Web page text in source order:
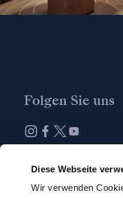
Diese Webseite
Wir verwenden
Folgen Sie uns